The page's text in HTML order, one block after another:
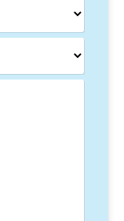
su puerto natural y
d’Orestá a
también
a lugares